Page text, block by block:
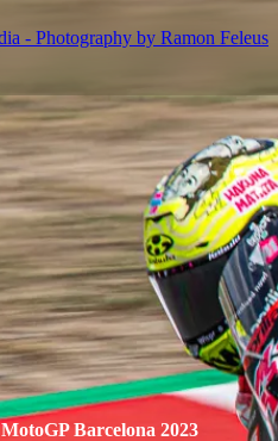
MotoGP Barcelona 2023